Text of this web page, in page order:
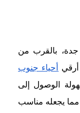
بالقرب من
أحياء جنوب
الوصول إلى
مما يجعله مناسب